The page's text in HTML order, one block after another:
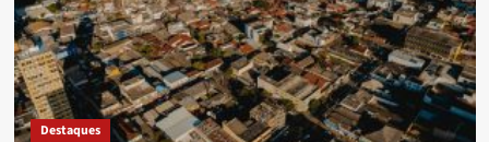
Destaques